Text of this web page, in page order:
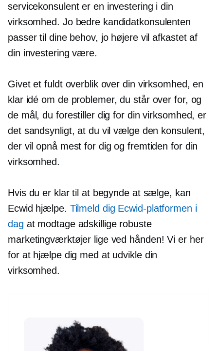
servicekonsulent er en investering i din
virksomhed. Jo bedre kandidatkonsulenten
passer til dine behov, jo højere vil afkastet af
din investering være.
Givet et fuldt overblik over din virksomhed, en
klar idé om de problemer, du står over for, og
de mål, du forestiller dig for din virksomhed, er
det sandsynligt, at du vil vælge den konsulent,
der vil opnå mest for dig og fremtiden for din
virksomhed.
Hvis du er klar til at begynde at sælge, kan
Ecwid hjælpe. Tilmeld dig Ecwid-platformen i
dag at modtage adskillige robuste
marketingværktøjer lige ved hånden! Vi er her
for at hjælpe dig med at udvikle din
virksomhed.